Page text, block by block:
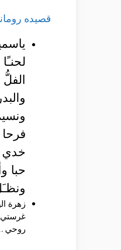
قصيده
خدي
حبا
زهرة
غرستي
روحي